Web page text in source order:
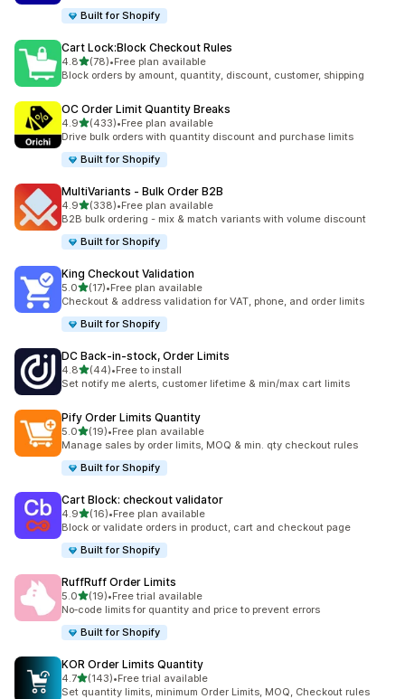
Built for Shopify
Cart Lock:Block Checkout Rules
4.8เต็ม 5 ดาว
(78)
ทั้งหมด 78 รีวิว
•Free plan available
Block orders by amount, quantity, discount, customer, shipping
OC Order Limit Quantity Breaks
4.9เต็ม 5 ดาว
(433)
ทั้งหมด 433 รีวิว
•Free plan available
Drive bulk orders with quantity discount and purchase limits
Built for Shopify
MultiVariants ‑ Bulk Order B2B
4.9เต็ม 5 ดาว
(338)
ทั้งหมด 338 รีวิว
•Free plan available
B2B bulk ordering - mix & match variants with volume discount
Built for Shopify
King Checkout Validation
5.0เต็ม 5 ดาว
(17)
ทั้งหมด 17 รีวิว
•Free plan available
Checkout & address validation for VAT, phone, and order limits
Built for Shopify
DC Back‑in‑stock, Order Limits
4.8เต็ม 5 ดาว
(44)
ทั้งหมด 44 รีวิว
•Free to install
Set notify me alerts, customer lifetime & min/max cart limits
Pify Order Limits Quantity
5.0เต็ม 5 ดาว
(19)
ทั้งหมด 19 รีวิว
•Free plan available
Manage sales by order limits, MOQ & min. qty checkout rules
Built for Shopify
Cart Block: checkout validator
4.9เต็ม 5 ดาว
(16)
ทั้งหมด 16 รีวิว
•Free plan available
Block or validate orders in product, cart and checkout page
Built for Shopify
RuffRuff Order Limits
5.0เต็ม 5 ดาว
(19)
ทั้งหมด 19 รีวิว
•Free trial available
No‑code limits for quantity and price to prevent errors
Built for Shopify
KOR Order Limits Quantity
4.7เต็ม 5 ดาว
(143)
ทั้งหมด 143 รีวิว
•Free trial available
Set quantity limits, minimum Order Limits, MOQ, Checkout rules